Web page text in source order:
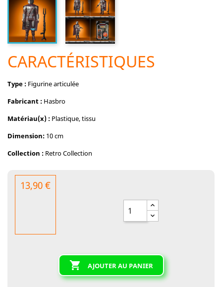
CARACTÉRISTIQUES
Type : Figurine articulée
Fabricant : Hasbro
Matériau(x) : Plastique, tissu
Dimension: 10 cm
Collection : Retro Collection
13,90 €
 AJOUTER AU PANIER